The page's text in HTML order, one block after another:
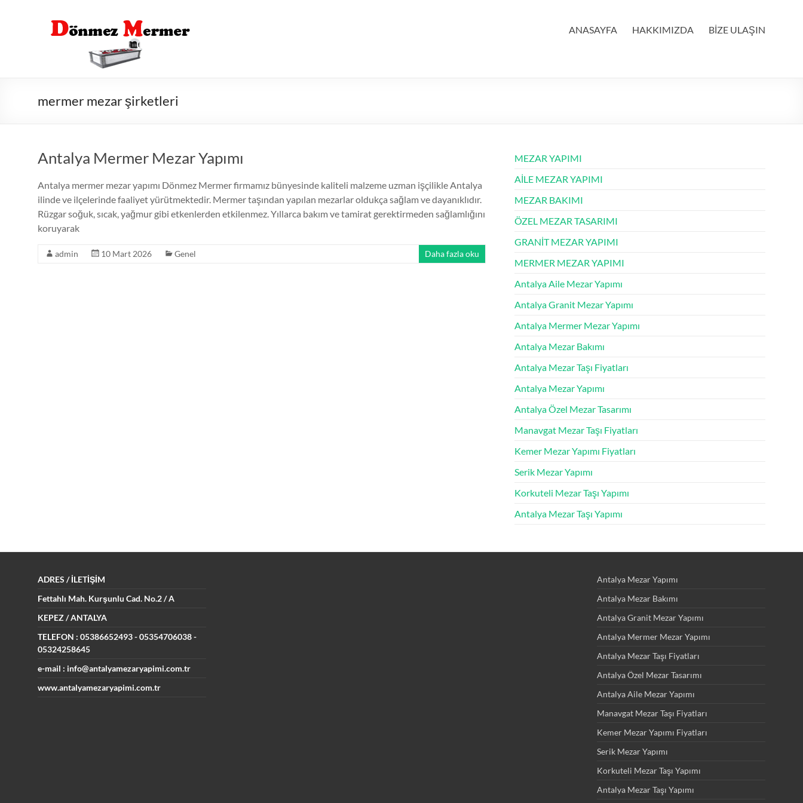
ANASAYFA HAKKIMIZDA BİZE ULAŞIN
mermer mezar şirketleri
Antalya Mermer Mezar Yapımı
Antalya mermer mezar yapımı Dönmez Mermer firmamız bünyesinde kaliteli malzeme uzman işçilikle Antalya
ilinde ve ilçelerinde faaliyet yürütmektedir. Mermer taşından yapılan mezarlar oldukça sağlam ve dayanıklıdır.
Rüzgar soğuk, sıcak, yağmur gibi etkenlerden etkilenmez. Yıllarca bakım ve tamirat gerektirmeden sağlamlığını
koruyarak
admin 10 Mart 2026 Genel Daha fazla oku
MEZAR YAPIMI
AİLE MEZAR YAPIMI
MEZAR BAKIMI
ÖZEL MEZAR TASARIMI
GRANİT MEZAR YAPIMI
MERMER MEZAR YAPIMI
Antalya Aile Mezar Yapımı
Antalya Granit Mezar Yapımı
Antalya Mermer Mezar Yapımı
Antalya Mezar Bakımı
Antalya Mezar Taşı Fiyatları
Antalya Mezar Yapımı
Antalya Özel Mezar Tasarımı
Manavgat Mezar Taşı Fiyatları
Kemer Mezar Yapımı Fiyatları
Serik Mezar Yapımı
Korkuteli Mezar Taşı Yapımı
Antalya Mezar Taşı Yapımı
ADRES / İLETİŞİM
Fettahlı Mah. Kurşunlu Cad. No.2 / A
KEPEZ / ANTALYA
TELEFON : 05386652493- 05354706038 -
05324258645
e-mail : info@antalyamezaryapimi.com.tr
www.antalyamezaryapimi.com.tr
Antalya Mezar Yapımı
Antalya Mezar Bakımı
Antalya Granit Mezar Yapımı
Antalya Mermer Mezar Yapımı
Antalya Mezar Taşı Fiyatları
Antalya Özel Mezar Tasarımı
Antalya Aile Mezar Yapımı
Manavgat Mezar Taşı Fiyatları
Kemer Mezar Yapımı Fiyatları
Serik Mezar Yapımı
Korkuteli Mezar Taşı Yapımı
Antalya Mezar Taşı Yapımı